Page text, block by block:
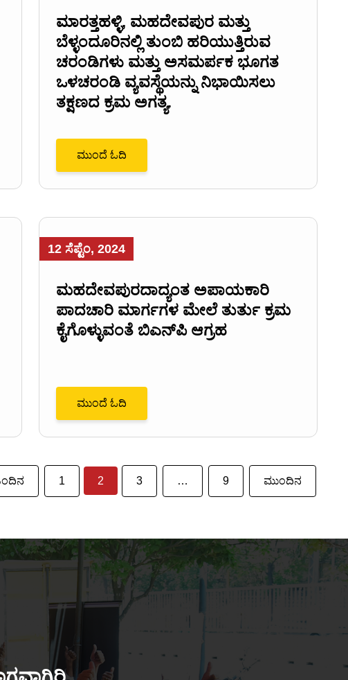
ಮಾರತ್ತಹಳ್ಳಿ, ಮಹದೇವಪುರ ಮತ್ತು
ಬೆಳ್ಳಂದೂರಿನಲ್ಲಿ ತುಂಬಿ ಹರಿಯುತ್ತಿರುವ
ಚರಂಡಿಗಳು ಮತ್ತು ಅಸಮರ್ಪಕ ಭೂಗತ
ಒಳಚರಂಡಿ ವ್ಯವಸ್ಥೆಯನ್ನು ನಿಭಾಯಿಸಲು
ತಕ್ಷಣದ ಕ್ರಮ ಅಗತ್ಯ.
ಮುಂದೆ ಓದಿ
12 ಸೆಪ್ಟೆಂ, 2024
ಮಹದೇವಪುರದಾದ್ಯಂತ ಅಪಾಯಕಾರಿ
ಪಾದಚಾರಿ ಮಾರ್ಗಗಳ ಮೇಲೆ ತುರ್ತು ಕ್ರಮ
ಕೈಗೊಳ್ಳುವಂತೆ ಬಿಎನ್‌ಪಿ ಆಗ್ರಹ
ಮುಂದೆ ಓದಿ
1 2 3 … 9 ಮುಂದಿನ